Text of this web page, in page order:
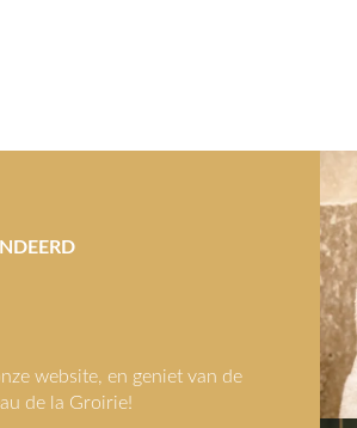
website, en geniet van de
de la Groirie!